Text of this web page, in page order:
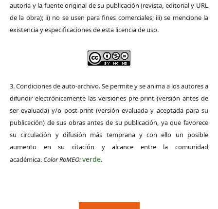
autoría y la fuente original de su publicación (revista, editorial y URL
de la obra); ii) no se usen para fines comerciales; iii) se mencione la
existencia y especificaciones de esta licencia de uso.
3. Condiciones de auto-archivo. Se permite y se anima a los autores a
difundir electrónicamente las versiones pre-print (versión antes de
ser evaluada) y/o post-print (versión evaluada y aceptada para su
publicación) de sus obras antes de su publicación, ya que favorece
su circulación y difusión más temprana y con ello un posible
aumento en su citación y alcance entre la comunidad
académica. Color RoMEO:verde.